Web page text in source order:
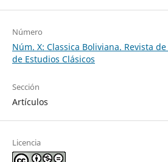
Número
Núm. X: Classica Boliviana. Revista
de Estudios Clásicos
Sección
Artículos
Licencia